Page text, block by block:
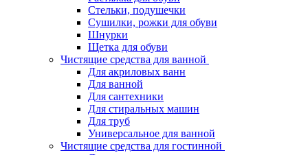
Стельки, подушечки
Сушилки, рожки для обуви
Шнурки
Щетка для обуви
Чистящие средства для ванной
Для акриловых ванн
Для ванной
Для сантехники
Для стиральных машин
Для труб
Универсальное для ванной
Чистящие средства для гостинной